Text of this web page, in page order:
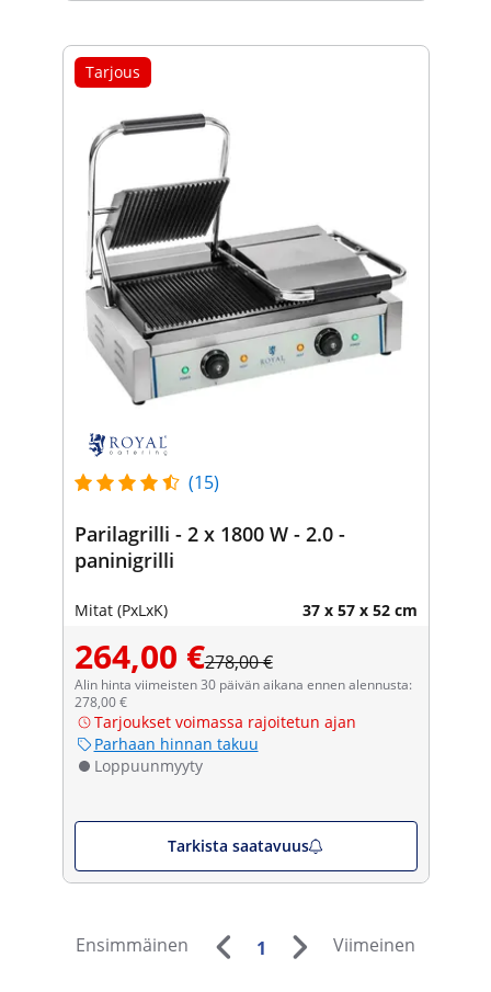
Tarjous
(15)
Parilagrilli - 2 x 1800 W - 2.0 -
paninigrilli
Mitat (PxLxK) 37 x 57 x 52 cm
264,00 €278,00 €
Alin hinta viimeisten 30 päivän aikana ennen alennusta:
278,00 €
Tarjoukset voimassa rajoitetun ajan
Parhaan hinnan takuu
Loppuunmyyty
Tarkista saatavuus
Ensimmäinen 1 Viimeinen